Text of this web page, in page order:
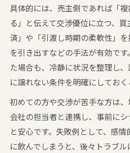
不動産売買エリア選び
阪南市不動産売買の動
宅建資格取得が不動産売買
宅建資格が不動産売買
不動産売買で宅建有資
不動産売買で知ってお
用術
宅建取得で広がる不動
具体的には、売主側であれば「
る」と伝えて交渉優位に立つ、
済」や「引渡し時期の柔軟性」
を引き出すなどの手法が有効で
た場合も、冷静に状況を整理し
に譲れない条件を明確にしておく
初めての方や交渉が苦手な方は
会社の担当者と連携し、事前に
と安心です。失敗例として、感
に飲んでしまうと、後々トラブ